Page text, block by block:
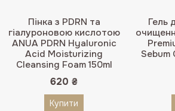
Пінка з PDRN та
гіалуроновою кислотою
ANUA PDRN Hyaluronic
Acid Moisturizing
Cleansing Foam 150ml
620₴
Купити
Гель
Sebum